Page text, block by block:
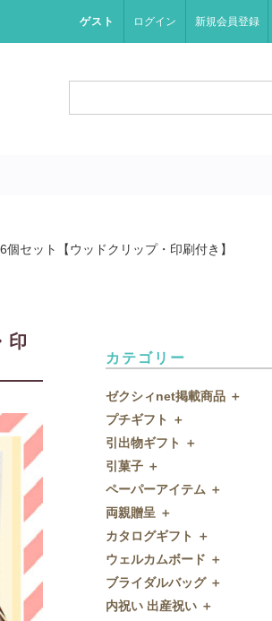
ゲスト ログイン 新規会員登録
セット【ウッドクリップ・印刷付き】
印
カテゴリー
ゼクシィnet掲載商品 ＋
ゼクシィnet掲載商品
プチギフト ＋
プチギフト
ウェルカムプチギフト
アメニティ
キャンディー・金平糖
クッキー
スプーン
チョコレート
ディズニー
引出物ギフト ＋
引出物ギフト
グラス
タオル・石鹸・名披露目
ディズニーギフト
今治タオル
引出物セット
和食器
引菓子 ＋
引菓子
バウムクーヘン
洋菓子
和菓子
FLAVOR
ペーパーアイテム ＋
ペーパーアイテム
招待状
席次表
席札
付箋・メッセージカード
両親贈呈 ＋
両親贈呈
ディズニーウェイトドール
ウェイトベア
子育て卒業証書
カタログギフト ＋
カタログギフト
OCEAN&TERRE GOURMET
SHIKISAI ONE
ウェルカムボード ＋
ウェルカムボード
カラーステンドグラス調
ブライダルバッグ ＋
ブライダルバッグ
内祝い 出産祝い ＋